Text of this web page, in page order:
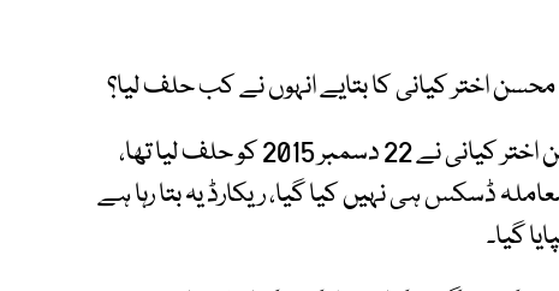
اختر کیانی کا بتایے انہوں نے کب حلف لیا؟
وکیل فیصل صدیقی نے بتایا کہ جسٹس محسن اختر کیانی نے 22 دسمبر 2015 کو حلف لیا تھا،
ڈسکس ہی نہیں کیا گیا، ریکارڈ یہ بتا رہا ہے
گیا۔